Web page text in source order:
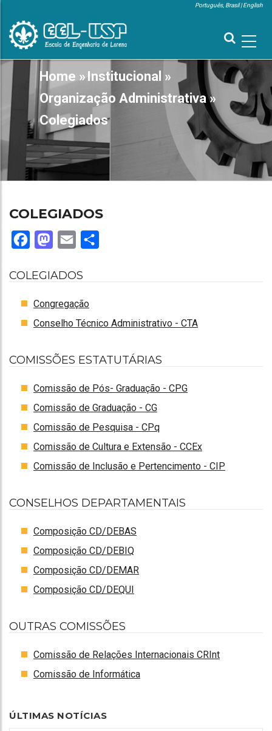
main
Português, Brasil English
BREADCRUMB
Home » Institucional »
Organização Administrativa »
Colegiados
COLEGIADOS
FacebookMastodon
Email
COLEGIADOS
Congregação
Conselho Técnico Administrativo - CTA
COMISSÕES ESTATUTÁRIAS
Comissão de Pós- Graduação - CPG
Comissão de Graduação - CG
Comissão de Pesquisa - CPq
Comissão de Cultura e Extensão - CCEx
Comissão de Inclusão e Pertencimento - CIP
CONSELHOS DEPARTAMENTAIS
Composição CD/DEBAS
Composição CD/DEBIQ
Composição CD/DEMAR
Composição CD/DEQUI
OUTRAS COMISSÕES
Comissão de Relações Internacionais CRInt
Comissão de Informática
ÚLTIMAS NOTÍCIAS